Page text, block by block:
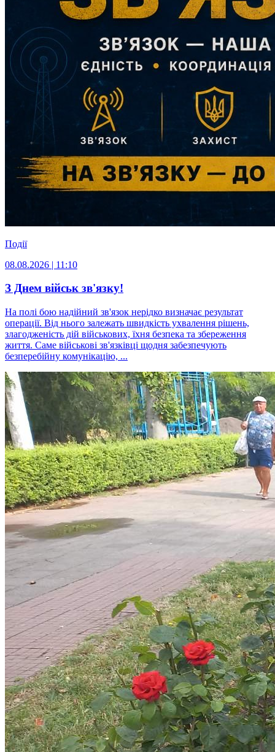
Події
08.08.2026 | 11:10
З Днем військ зв'язку!
На полі бою надійний зв'язок нерідко визначає результат
операції. Від нього залежать швидкість ухвалення рішень,
злагодженість дій військових, їхня безпека та збереження
життя. Саме військові зв'язківці щодня забезпечують
безперебійну комунікацію, ...